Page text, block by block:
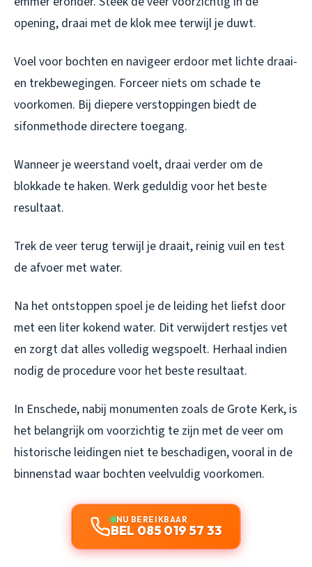
opening, draai met de klok mee terwijl je duwt.
Voel voor bochten en navigeer erdoor met lichte draai-
en trekbewegingen. Forceer niets om schade te
voorkomen. Bij diepere verstoppingen biedt de
sifonmethode directere toegang.
Wanneer je weerstand voelt, draai verder om de
blokkade te haken. Werk geduldig voor het beste
resultaat.
Trek de veer terug terwijl je draait, reinig vuil en test
de afvoer met water.
Na het ontstoppen spoel je de leiding het liefst door
met een liter kokend water. Dit verwijdert restjes vet
en zorgt dat alles volledig wegspoelt. Herhaal indien
nodig de procedure voor het beste resultaat.
In Enschede, nabij monumenten zoals de Grote Kerk, is
het belangrijk om voorzichtig te zijn met de veer om
historische leidingen niet te beschadigen, vooral in de
binnenstad waar bochten veelvuldig voorkomen.
NU BEREIKBAAR
BEL 085 019 57 33